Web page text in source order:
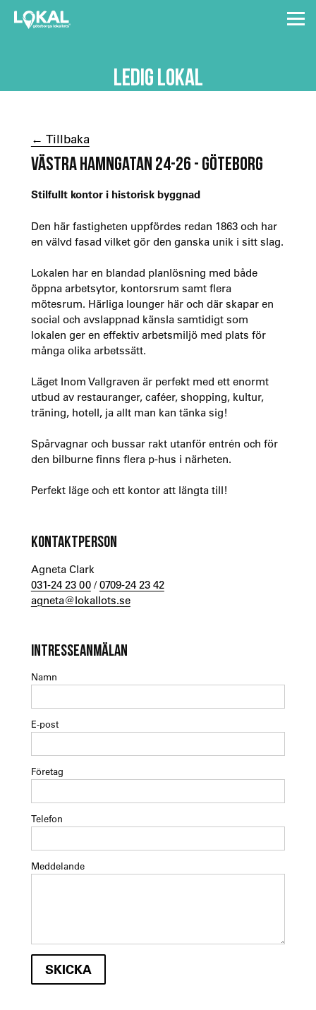
LEDIG LOKAL
← Tillbaka
VÄSTRA HAMNGATAN 24-26 - GÖTEBORG
Stilfullt kontor i historisk byggnad
Den här fastigheten uppfördes redan 1863 och har
en välvd fasad vilket gör den ganska unik i sitt slag.
Lokalen har en blandad planlösning med både
öppna arbetsytor, kontorsrum samt flera
mötesrum. Härliga lounger här och där skapar en
social och avslappnad känsla samtidigt som
lokalen ger en effektiv arbetsmiljö med plats för
många olika arbetssätt.
Läget Inom Vallgraven är perfekt med ett enormt
utbud av restauranger, caféer, shopping, kultur,
träning, hotell, ja allt man kan tänka sig!
Spårvagnar och bussar rakt utanför entrén och för
den bilburne finns flera p-hus i närheten.
Perfekt läge och ett kontor att längta till!
KONTAKTPERSON
Agneta Clark
031-24 23 00/0709-24 23 42
agneta@lokallots.se
INTRESSEANMÄLAN
Namn
E-post
Företag
Telefon
Meddelande